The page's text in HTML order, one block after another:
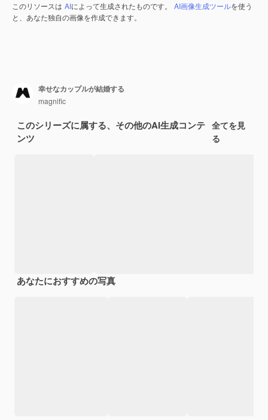
このリソースは AIによって生成されたものです。 AI画像生成ツールを使う
と、あなた独自の画像を作成できます。
幸せなカップルが結婚する
magnific
このシリーズに属する、その他のAI生成コンテ
ンツ
全てを見
る
あなたにおすすめの写真